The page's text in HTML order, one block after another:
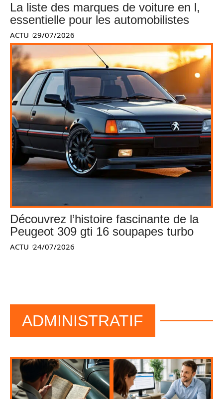
La liste des marques de voiture en l,
essentielle pour les automobilistes
ACTU 29/07/2026
Découvrez l’histoire fascinante de la
Peugeot 309 gti 16 soupapes turbo
ACTU 24/07/2026
ADMINISTRATIF